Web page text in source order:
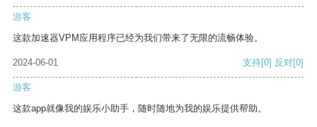
游客
这款加速器VPM应用程序已经为我们带来了无限的流畅体验。
2024-06-01 支持[0] 反对[0]
游客
这款app就像我的娱乐小助手，随时随地为我的娱乐提供帮助。